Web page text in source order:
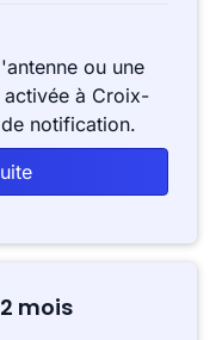
ou une
activée à Croix-
notification.
mois